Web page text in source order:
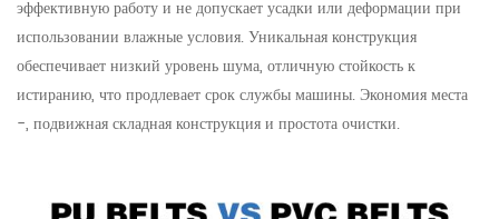
эффективную работу и не допускает усадки или деформации при
использовании влажные условия. Уникальная конструкция
обеспечивает низкий уровень шума, отличную стойкость к
истиранию, что продлевает срок службы машины. Экономия места
-, подвижная складная конструкция и простота очистки.